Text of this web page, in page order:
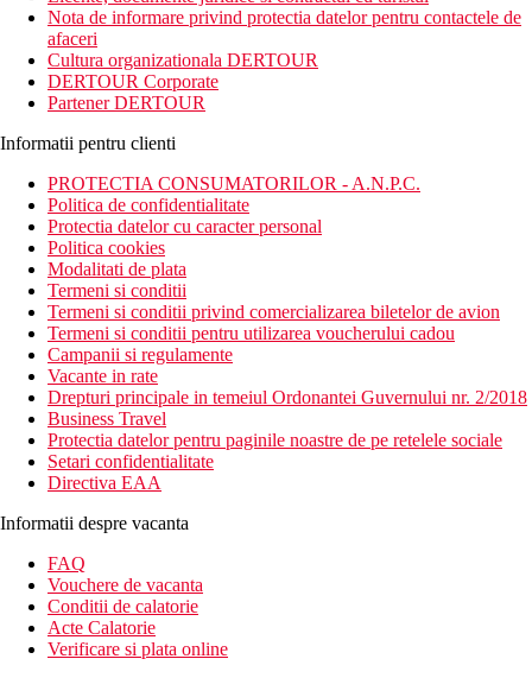
camera. Hotelul este localizat langa Portul Durres.
Distanta
37 km distanta de Aeoportul International Maica Tereza
din Tirana
0 m distanta de Plaja Currila
Descrierea camerei
Camerele dispun de:
uscator de par
dus sau cada
balcon / terasa
toaleta
aer conditionat
telefon
TV
Descrierea hotelului
Hotelul dispune de:
Wifi
aer conditionat
menaj zilnic
spalatorie (contra cost)
schimb valutar
receptie deschisa non stop
lift
transfer de la si/sau la aeroport (contra cost)
Nota de informare privind protectia datelor pentru contactele de
afaceri
Cultura organizationala DERTOUR
DERTOUR Corporate
Partener DERTOUR
Informatii pentru clienti
PROTECTIA CONSUMATORILOR - A.N.P.C.
Politica de confidentialitate
Protectia datelor cu caracter personal
Politica cookies
Modalitati de plata
Termeni si conditii
Termeni si conditii privind comercializarea biletelor de avion
Termeni si conditii pentru utilizarea voucherului cadou
Campanii si regulamente
Vacante in rate
Drepturi principale in temeiul Ordonantei Guvernului nr. 2/2018
Business Travel
Protectia datelor pentru paginile noastre de pe retelele sociale
Setari confidentialitate
Directiva EAA
Informatii despre vacanta
FAQ
Vouchere de vacanta
Conditii de calatorie
Acte Calatorie
Verificare si plata online